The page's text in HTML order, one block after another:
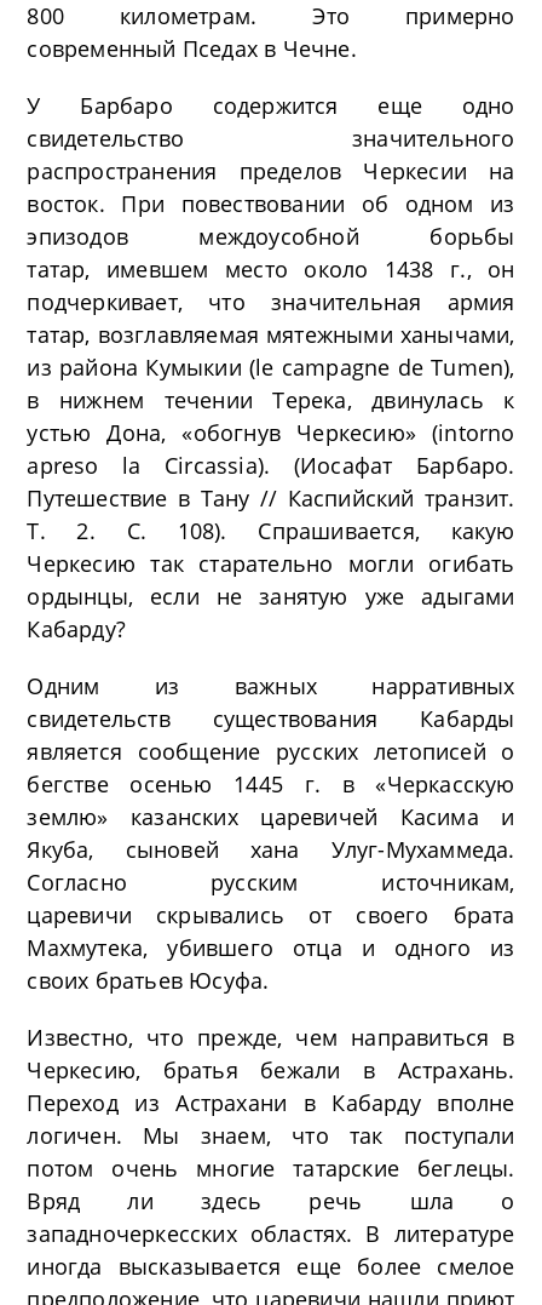
800 километрам. Это примерно
современный Пседах в Чечне.
У Барбаро содержится еще одно
свидетельство значительного
распространения пределов Черкесии на
восток. При повествовании об одном из
эпизодов междоусобной борьбы
татар, имевшем место около 1438 г., он
подчеркивает, что значительная армия
татар, возглавляемая мятежными ханычами,
из района Кумыкии (le campagne de Tumen),
в нижнем течении Терека, двинулась к
устью Дона, «обогнув Черкесию» (intorno
apreso la Circassia). (Иосафат Барбаро.
Путешествие в Тану // Каспийский транзит.
Т. 2. С. 108). Спрашивается, какую
Черкесию так старательно могли огибать
ордынцы, если не занятую уже адыгами
Кабарду?
Одним из важных нарративных
свидетельств существования Кабарды
является сообщение русских летописей о
бегстве осенью 1445 г. в «Черкасскую
землю» казанских царевичей Касима и
Якуба, сыновей хана Улуг-Мухаммеда.
Согласно русским источникам,
царевичи скрывались от своего брата
Махмутека, убившего отца и одного из
своих братьев Юсуфа.
Известно, что прежде, чем направиться в
Черкесию, братья бежали в Астрахань.
Переход из Астрахани в Кабарду вполне
логичен. Мы знаем, что так поступали
потом очень многие татарские беглецы.
Вряд ли здесь речь шла о
западночеркесских областях. В литературе
иногда высказывается еще более смелое
предположение, что царевичи нашли приют